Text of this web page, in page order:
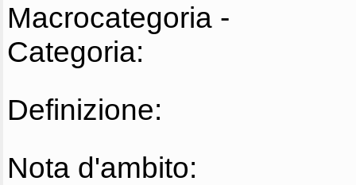
Macrocategoria -
Categoria:
Definizione:
Nota d'ambito: